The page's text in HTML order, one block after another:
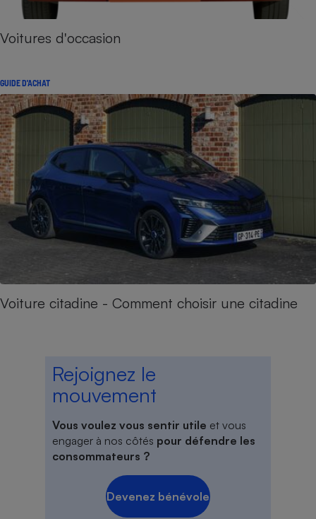
Voitures d'occasion
GUIDE D'ACHAT
Voiture citadine - Comment choisir une citadine
Rejoignez le
mouvement
Vous voulez vous sentir utile et vous
engager à nos côtés pour défendre les
consommateurs ?
Devenez bénévole